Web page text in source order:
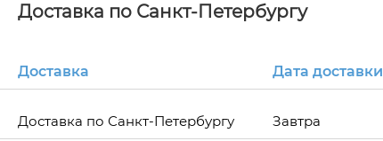
Доставка по Санкт-Петербургу
Доставка Дата доставки
Доставка по Санкт-Петербургу Завтра